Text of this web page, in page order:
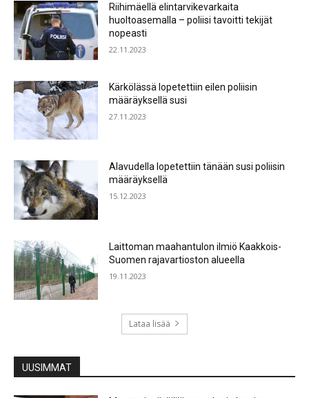
Riihimäellä elintarvikevarkaita
huoltoasemalla – poliisi tavoitti tekijät
nopeasti
22.11.2023
Kärkölässä lopetettiin eilen poliisin
määräyksellä susi
27.11.2023
Alavudella lopetettiin tänään susi poliisin
määräyksellä
15.12.2023
Laittoman maahantulon ilmiö Kaakkois-
Suomen rajavartioston alueella
19.11.2023
Lataa lisää
UUSIMMAT